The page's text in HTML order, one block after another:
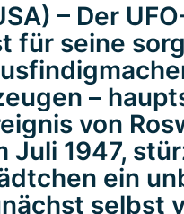
– Der
für seine
–
von
Juli 1947,
ein
selbst